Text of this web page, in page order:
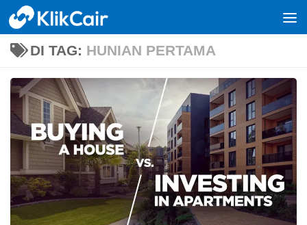
Skip to content
DI TAG: HUNIAN PERTAMA